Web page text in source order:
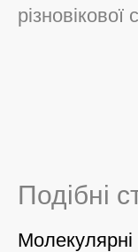
Подібні
Молекулярні